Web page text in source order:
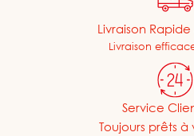
Livraison
Livraison
Service
Toujours prêts à